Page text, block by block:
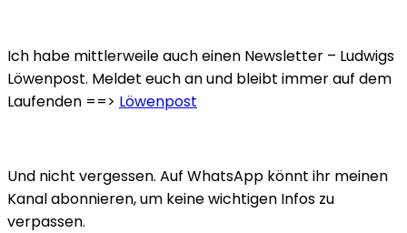
Ich habe mittlerweile auch einen Newsletter – Ludwigs
Löwenpost. Meldet euch an und bleibt immer auf dem
Laufenden ==> Löwenpost
Und nicht vergessen. Auf WhatsApp könnt ihr meinen
Kanal abonnieren, um keine wichtigen Infos zu
verpassen.